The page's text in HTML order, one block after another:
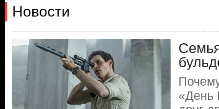
Новости
«День